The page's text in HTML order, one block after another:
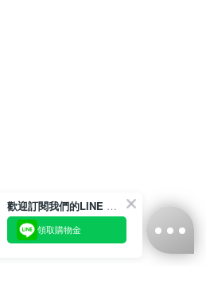
歡迎訂閱我們的LINE 官方帳號
領取購物金